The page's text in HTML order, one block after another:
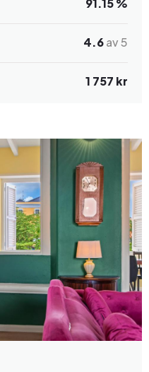
91.15 %
4.6av 5
1 757 kr